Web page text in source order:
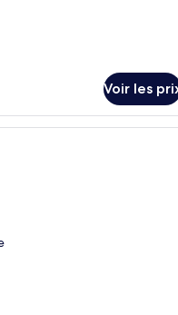
Voir les
Une chambre d’hôtel avec